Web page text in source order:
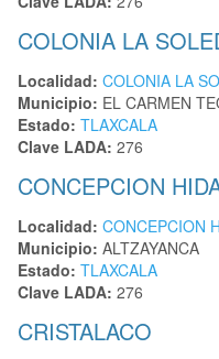
COLONIA LA
Localidad: COLONIA LA
Municipio: EL CARMEN
Estado: TLAXCALA
Clave LADA: 276
CONCEPCION
Localidad: CONCEPCION
Municipio: ALTZAYANCA
Estado: TLAXCALA
Clave LADA: 276
CRISTALACO